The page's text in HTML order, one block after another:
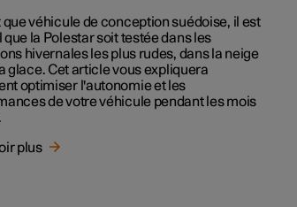
que véhicule de conception suédoise, il est
que la Polestar soit testée dans les
hivernales les plus rudes, dans la neige
glace. Cet article vous expliquera
optimiser l'autonomie et les
de votre véhicule pendant les mois
plus